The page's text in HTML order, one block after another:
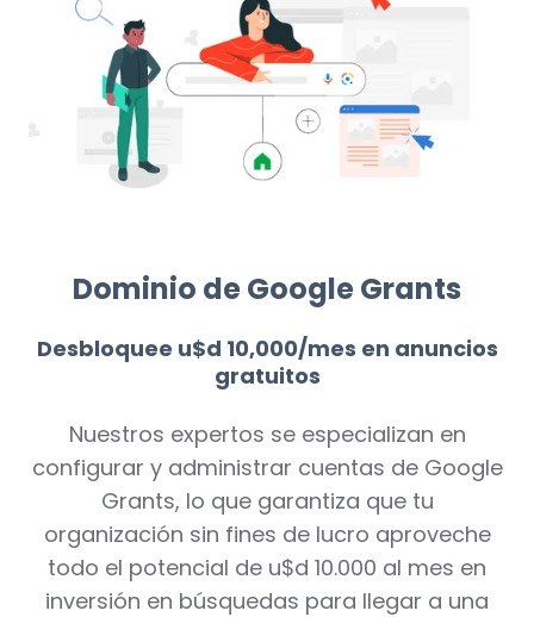
Dominio de Google Grants
Desbloquee u$d 10,000/mes en anuncios
gratuitos
Nuestros expertos se especializan en
configurar y administrar cuentas de Google
Grants, lo que garantiza que tu
organización sin fines de lucro aproveche
todo el potencial de u$d 10.000 al mes en
inversión en búsquedas para llegar a una